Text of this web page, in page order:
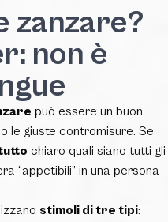
zanzare?
non è
può essere un buon
le giuste contromisure. Se
chiaro quali siano tutti gli
“appetibili” in una persona
stimoli di tre tipi: